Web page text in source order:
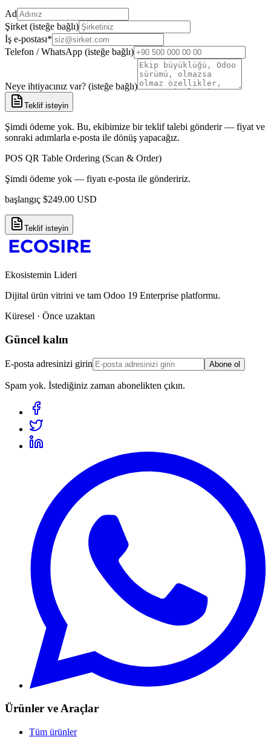
Ad
Şirket (isteğe bağlı)
İş e-postası*
Telefon / WhatsApp (isteğe bağlı)
Neye ihtiyacınız var? (isteğe bağlı)
Teklif isteyin
Şimdi ödeme yok. Bu, ekibimize bir teklif talebi gönderir — fiyat ve
sonraki adımlarla e-posta ile dönüş yapacağız.
POS QR Table Ordering (Scan & Order)
Şimdi ödeme yok — fiyatı e-posta ile göndeririz.
başlangıç $249.00 USD
Teklif isteyin
Ekosistemin Lideri
Dijital ürün vitrini ve tam Odoo 19 Enterprise platformu.
Küresel · Önce uzaktan
Güncel kalın
E-posta adresinizi girin Abone ol
Spam yok. İstediğiniz zaman abonelikten çıkın.
Ürünler ve Araçlar
Tüm ürünler